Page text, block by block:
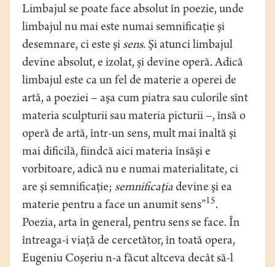
Limbajul se poate face absolut în poezie, unde
limbajul nu mai este numai semnificaţie şi
desemnare, ci este şi sens. Şi atunci limbajul
devine absolut, e izolat, şi devine operă. Adică
limbajul este ca un fel de materie a operei de
artă, a poeziei – aşa cum piatra sau culorile sînt
materia sculpturii sau materia picturii –, însă o
operă de artă, într-un sens, mult mai înaltă şi
mai dificilă, fiindcă aici materia însăşi e
vorbitoare, adică nu e numai materialitate, ci
are şi semnificaţie; semnificaţia devine şi ea
materie pentru a face un anumit sens”15.
Poezia, arta în general, pentru sens se face. În
întreaga-i viaţă de cercetător, în toată opera,
Eugeniu Coşeriu n-a făcut altceva decât să-l